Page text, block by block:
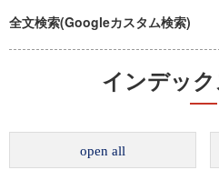
全文検索(Googleカスタム検索)
インデッ
open all